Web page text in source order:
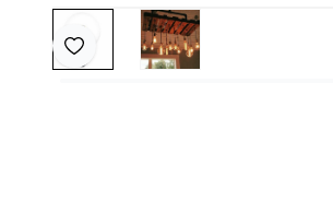
Favoriye Ekle